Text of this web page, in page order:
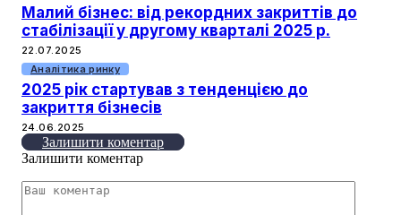
Малий бізнес: від рекордних закриттів до
стабілізації у другому кварталі 2025 р.
22.07.2025
Аналітика ринку
2025 рік стартував з тенденцією до
закриття бізнесів
24.06.2025
Залишити коментар
Залишити коментар